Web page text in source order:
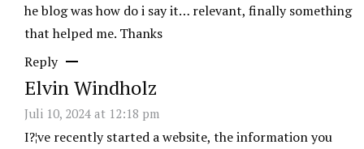
he blog was how do i say it… relevant, finally something
that helped me. Thanks
Reply
Elvin Windholz
Juli 10, 2024 at 12:18 pm
I?¦ve recently started a website, the information you